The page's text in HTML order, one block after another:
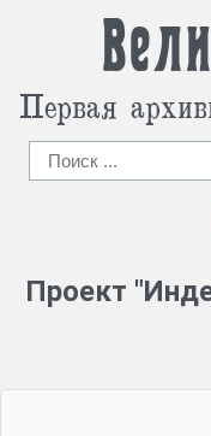
Первая
Проект